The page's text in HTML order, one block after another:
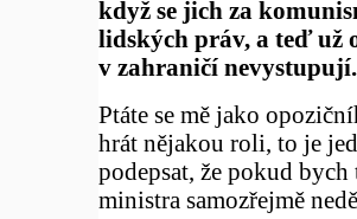
když se jich za
lidských práv, a teď už
v zahraničí nevystupují.
Ptáte se mě jako
hrát nějakou roli, to je
podepsat, že pokud
ministra samozřejmě